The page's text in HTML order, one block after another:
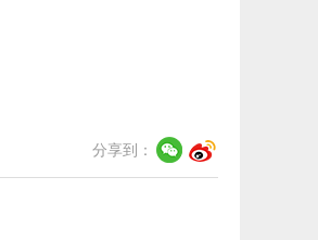
分享到：